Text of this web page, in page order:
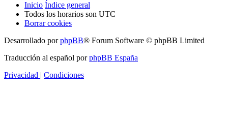
Inicio Índice general
Todos los horarios son UTC
Borrar cookies
Desarrollado porphpBB® Forum Software © phpBB Limited
Traducción al español porphpBB España
Privacidad | Condiciones